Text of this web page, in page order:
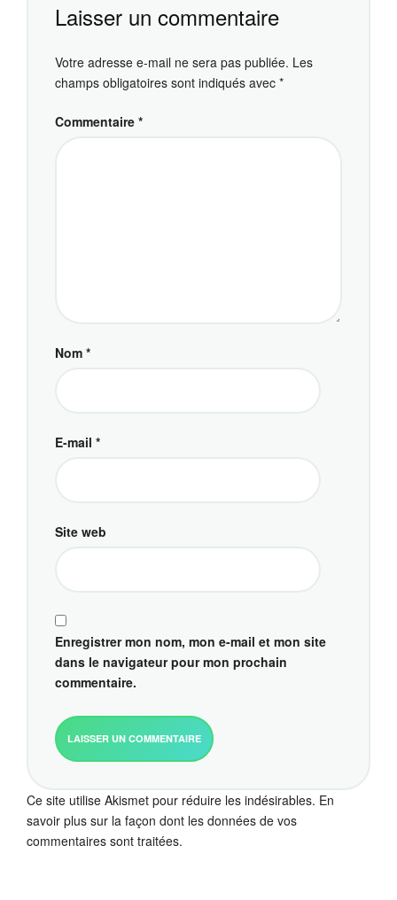
Laisser un commentaire
Votre adresse e-mail ne sera pas publiée. Les
champs obligatoires sont indiqués avec *
Commentaire *
Nom *
E-mail *
Site web
Enregistrer mon nom, mon e-mail et mon site
dans le navigateur pour mon prochain
commentaire.
Ce site utilise Akismet pour réduire les indésirables. En
savoir plus sur la façon dont les données de vos
commentaires sont traitées.